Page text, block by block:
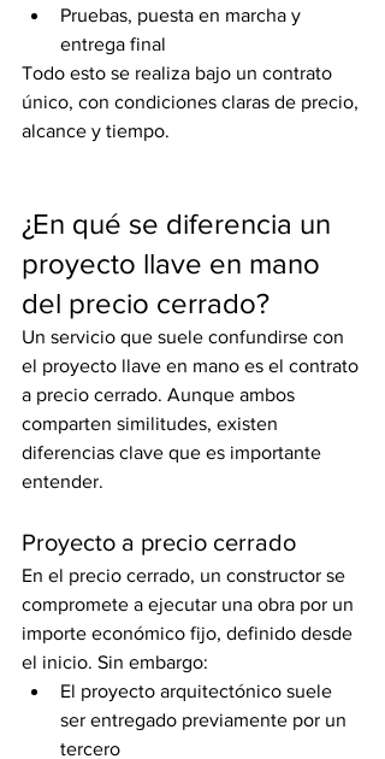
Pruebas, puesta en marcha y
entrega final
Todo esto se realiza bajo un contrato
único, con condiciones claras de precio,
alcance y tiempo.
¿En qué se diferencia un
proyecto llave en mano
del precio cerrado?
Un servicio que suele confundirse con
el proyecto llave en mano es el contrato
a precio cerrado. Aunque ambos
comparten similitudes, existen
diferencias clave que es importante
entender.
Proyecto a precio cerrado
En el precio cerrado, un constructor se
compromete a ejecutar una obra por un
importe económico fijo, definido desde
el inicio. Sin embargo:
El proyecto arquitectónico suele
ser entregado previamente por un
tercero